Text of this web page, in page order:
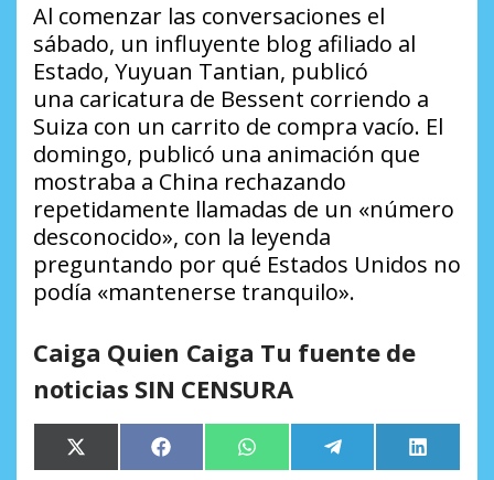
Al comenzar las conversaciones el
sábado, un influyente blog afiliado al
Estado, Yuyuan Tantian, publicó
una caricatura de Bessent corriendo a
Suiza con un carrito de compra vacío. El
domingo, publicó una animación que
mostraba a China rechazando
repetidamente llamadas de un «número
desconocido», con la leyenda
preguntando por qué Estados Unidos no
podía «mantenerse tranquilo».
Caiga Quien Caiga Tu fuente de
noticias SIN CENSURA
Compartir
en
X
(Twitter)
Compartir
en
Facebook Compartir
en
WhatsApp Compartir
en
Telegram
en
LinkedIn